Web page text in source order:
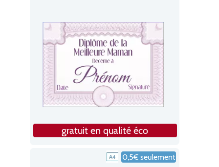
gratuit en qualité éco
0,5€ seulement